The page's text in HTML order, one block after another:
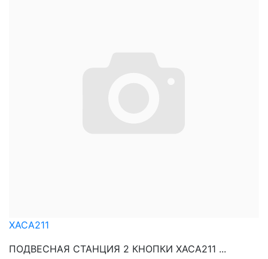
XACA211
ПОДВЕСНАЯ СТАНЦИЯ 2 КНОПКИ XACA211 ...